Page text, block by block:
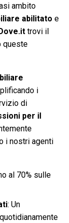
ambito
abilitato e
trovi il
queste
i
di
per il
i nostri agenti
al 70% sulle
: Un